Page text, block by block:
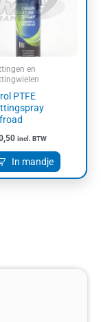
en
PTFE
incl. BTW
In mandje